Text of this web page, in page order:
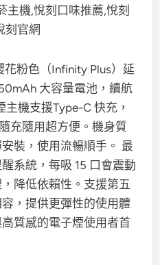
花粉色（Infinity Plus）延
大容量電池，續航
主機支援Type-C 快充，
充隨用超方便。機身質
裝，使用流暢順手。 最
系統，每吸 15 口會震動
降低依賴性。支援第五
，提供更彈性的使用體
質感的電子煙使用者首